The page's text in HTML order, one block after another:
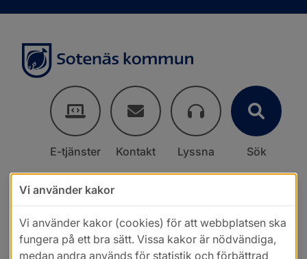
E-tjänster Kontakt Lyssna Sök
Vi använder kakor
Vi använder kakor (cookies) för att webbplatsen ska
fungera på ett bra sätt. Vissa kakor är nödvändiga,
medan andra används för statistik och förbättrad